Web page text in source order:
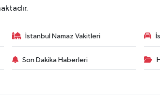
İstanbul Namaz Vakitleri
Son Dakika Haberleri